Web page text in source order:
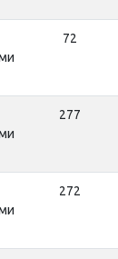
72
277
272